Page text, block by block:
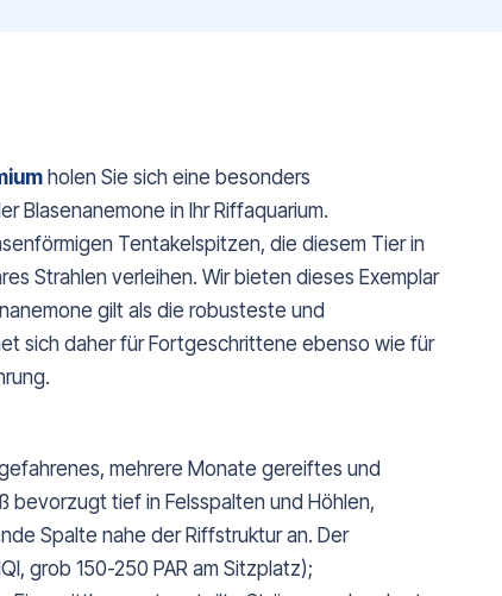
holen Sie sich eine besonders
Blasenanemone in Ihr Riffaquarium.
Tentakelspitzen, die diesem Tier in
Strahlen verleihen. Wir bieten dieses Exemplar
gilt als die robusteste und
sich daher für Fortgeschrittene ebenso wie für
mehrere Monate gereiftes und
bevorzugt tief in Felsspalten und Höhlen,
Spalte nahe der Riffstruktur an. Der
grob 150-250 PAR am Sitzplatz);